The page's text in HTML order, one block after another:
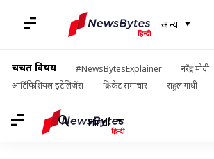
अन्य
चर्चित विषय #NewsBytesExplainer
नरेंद्र मोदी
आर्टिफिशियल इंटेलिजेंस
क्रिकेट समाचार राहुल गांधी
Hindi